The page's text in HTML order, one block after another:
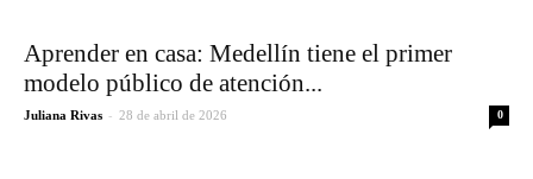
Aprender en casa: Medellín tiene el primer
modelo público de atención...
Juliana Rivas - 28 de abril de 2026 0